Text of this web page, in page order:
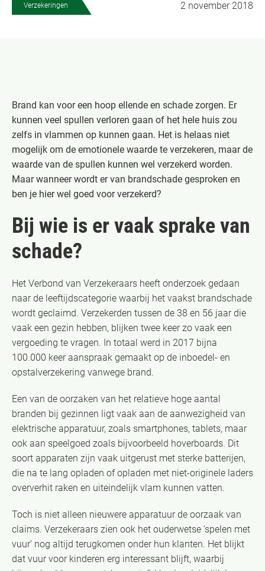
Verzekeringen 2 november 2018
Brand kan voor een hoop ellende en schade zorgen. Er
kunnen veel spullen verloren gaan of het hele huis zou
zelfs in vlammen op kunnen gaan. Het is helaas niet
mogelijk om de emotionele waarde te verzekeren, maar de
waarde van de spullen kunnen wel verzekerd worden.
Maar wanneer wordt er van brandschade gesproken en
ben je hier wel goed voor verzekerd?
Bij wie is er vaak sprake van
schade?
Het Verbond van Verzekeraars heeft onderzoek gedaan
naar de leeftijdscategorie waarbij het vaakst brandschade
wordt geclaimd. Verzekerden tussen de 38 en 56 jaar die
vaak een gezin hebben, blijken twee keer zo vaak een
vergoeding te vragen. In totaal werd in 2017 bijna
100.000 keer aanspraak gemaakt op de inboedel- en
opstalverzekering vanwege brand.
Een van de oorzaken van het relatieve hoge aantal
branden bij gezinnen ligt vaak aan de aanwezigheid van
elektrische apparatuur, zoals smartphones, tablets, maar
ook aan speelgoed zoals bijvoorbeeld hoverboards. Dit
soort apparaten zijn vaak uitgerust met sterke batterijen,
die na te lang opladen of opladen met niet-originele laders
oververhit raken en uiteindelijk vlam kunnen vatten.
Toch is niet alleen nieuwere apparatuur de oorzaak van
claims. Verzekeraars zien ook het ouderwetse ‘spelen met
vuur’ nog altijd terugkomen onder hun klanten. Het blijkt
dat vuur voor kinderen erg interessant blijft, waarbij